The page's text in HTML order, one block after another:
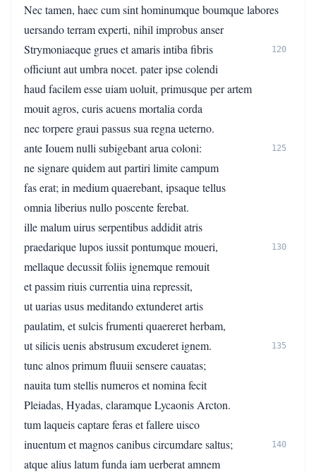
Nec tamen, haec cum sint hominumque boumque labores
uersando terram experti, nihil improbus anser
Strymoniaeque grues et amaris intiba fibris
120
officiunt aut umbra nocet. pater ipse colendi
haud facilem esse uiam uoluit, primusque per artem
mouit agros, curis acuens mortalia corda
nec torpere graui passus sua regna ueterno.
ante Iouem nulli subigebant arua coloni:
125
ne signare quidem aut partiri limite campum
fas erat; in medium quaerebant, ipsaque tellus
omnia liberius nullo poscente ferebat.
ille malum uirus serpentibus addidit atris
praedarique lupos iussit pontumque moueri,
130
mellaque decussit foliis ignemque remouit
et passim riuis currentia uina repressit,
ut uarias usus meditando extunderet artis
paulatim, et sulcis frumenti quaereret herbam,
ut silicis uenis abstrusum excuderet ignem.
135
tunc alnos primum fluuii sensere cauatas;
nauita tum stellis numeros et nomina fecit
Pleiadas, Hyadas, claramque Lycaonis Arcton.
tum laqueis captare feras et fallere uisco
inuentum et magnos canibus circumdare saltus;
140
atque alius latum funda iam uerberat amnem